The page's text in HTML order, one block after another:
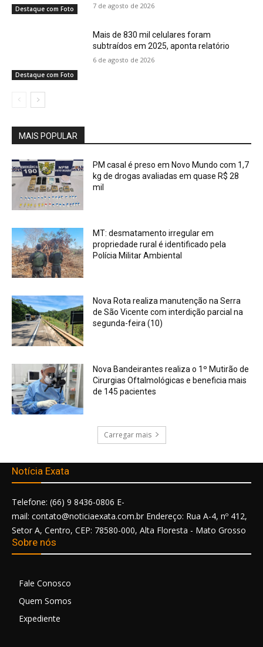
Destaque com Foto 7 de agosto de 2026
Destaque com Foto
Mais de 830 mil celulares foram
subtraídos em 2025, aponta relatório
6 de agosto de 2026
MAIS POPULAR
PM casal é preso em Novo Mundo com 1,7
kg de drogas avaliadas em quase R$ 28
mil
MT: desmatamento irregular em
propriedade rural é identificado pela
Polícia Militar Ambiental
Nova Rota realiza manutenção na Serra
de São Vicente com interdição parcial na
segunda-feira (10)
Nova Bandeirantes realiza o 1º Mutirão de
Cirurgias Oftalmológicas e beneficia mais
de 145 pacientes
Carregar mais
Notícia Exata
Telefone: (66) 9 8436-0806 E-
mail: contato@noticiaexata.com.br Endereço: Rua A-4, nº 412,
Setor A, Centro, CEP: 78580-000, Alta Floresta - Mato Grosso
Sobre nós
Fale Conosco
Quem Somos
Expediente